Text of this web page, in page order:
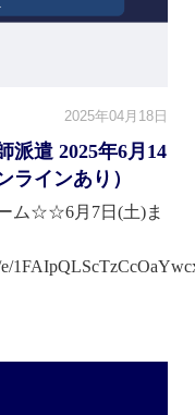
2025年04月18日
遣 2025年6月14
ラインあり）
ム☆☆6月7日(土)ま